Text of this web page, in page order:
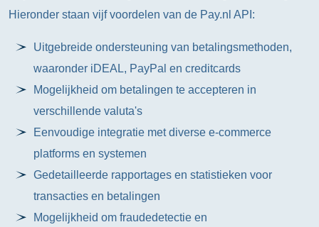
Hieronder staan vijf voordelen van de Pay.nl API:
Uitgebreide ondersteuning van betalingsmethoden,
waaronder iDEAL, PayPal en creditcards
Mogelijkheid om betalingen te accepteren in
verschillende valuta's
Eenvoudige integratie met diverse e-commerce
platforms en systemen
Gedetailleerde rapportages en statistieken voor
transacties en betalingen
Mogelijkheid om fraudedetectie en